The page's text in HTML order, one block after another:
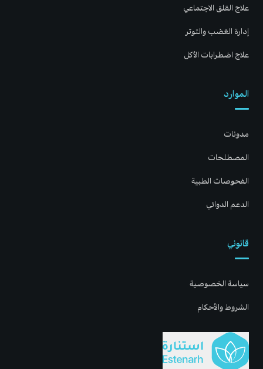
علاج القلق الاجتماعي
إدارة الغضب والتوتر
علاج اضطرابات الأكل
الموارد
مدونات
المصطلحات
الفحوصات الطبية
الدعم الدوائي
قانوني
سياسة الخصوصية
الشروط والأحكام